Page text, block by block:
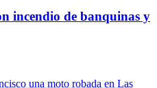
incendio de banquinas y